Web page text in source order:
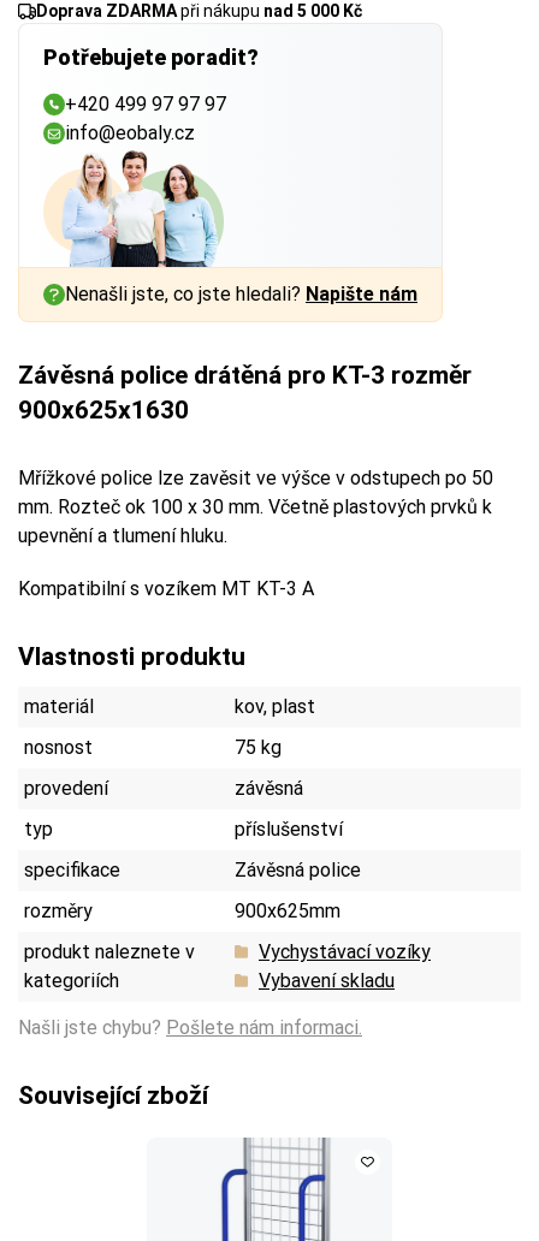
Doprava ZDARMApři nákupu nad 5 000 Kč
Potřebujete poradit?
+420 499 97 97 97
info@eobaly.cz
Nenašli jste, co jste hledali? Napište nám
Závěsná police drátěná pro KT-3 rozměr
900x625x1630
Mřížkové police lze zavěsit ve výšce v odstupech po 50
mm. Rozteč ok 100 x 30 mm. Včetně plastových prvků k
upevnění a tlumení hluku.
Kompatibilní s vozíkem MT KT-3 A
Vlastnosti produktu
materiál
kov, plast
nosnost
75 kg
provedení
závěsná
typ
příslušenství
specifikace
Závěsná police
rozměry
900x625mm
produkt naleznete v
kategoriích
Vychystávací vozíky
Vybavení skladu
Našli jste chybu? Pošlete nám informaci.
Související zboží